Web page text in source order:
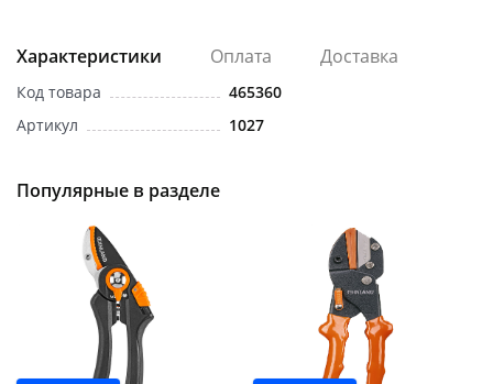
Характеристики Оплата Доставка
Код товара
465360
Артикул
1027
Популярные в разделе